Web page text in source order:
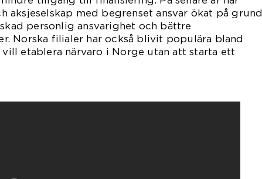
aksjeselskap med begrenset ansvar ökat på grund
personlig ansvarighet och bättre
Norska filialer har också blivit populära bland
etablera närvaro i Norge utan att starta ett